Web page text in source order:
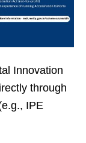
Innovation
through
IPE